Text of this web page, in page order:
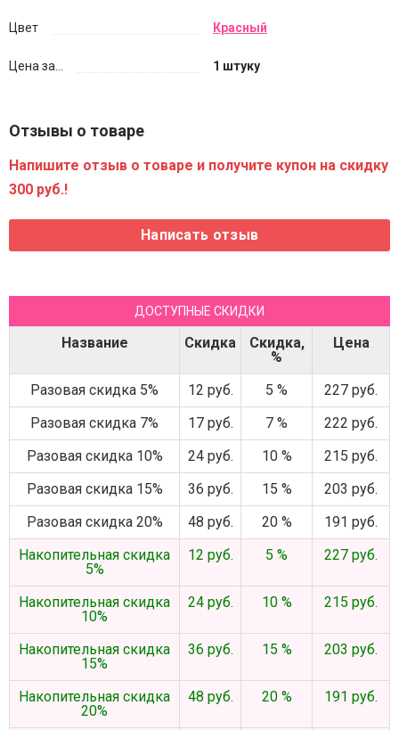
Цвет Красный
Цена за... 1 штуку
Отзывы о товаре
Напишите отзыв о товаре и получите купон на скидку
300 руб.!
ДОСТУПНЫЕ СКИДКИ
Название Скидка
Скидка,
%
Цена
Разовая скидка 5% 12 руб. 5 %
227 руб.
Разовая скидка 7%
17 руб. 7 %
222 руб.
Разовая скидка 10%
24 руб. 10 %
215 руб.
Разовая скидка 15%
36 руб. 15 %
203 руб.
Разовая скидка 20%
48 руб. 20 %
191 руб.
Накопительная скидка
5%
12 руб. 5 % 227 руб.
Накопительная скидка
10%
24 руб. 10 % 215 руб.
Накопительная скидка
15%
36 руб. 15 % 203 руб.
Накопительная скидка
20%
48 руб. 20 % 191 руб.